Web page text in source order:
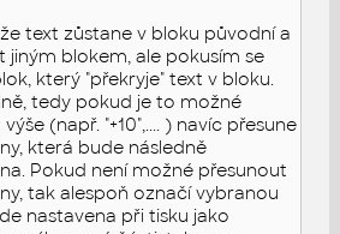
text zůstane v bloku původní a
jiným blokem, ale pokusím se
který "překryje" text v bloku.
tedy pokud je to možné
(např. "+10",.... ) navíc přesune
která bude následně
Pokud není možné přesunout
tak alespoň označí vybranou
nastavena při tisku jako